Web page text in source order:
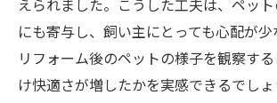
えられました。こうした工夫は、ペッ
にも寄与し、飼い主にとっても心配が少
リフォーム後のペットの様子を観察す
け快適さが増したかを実感できるでしょ